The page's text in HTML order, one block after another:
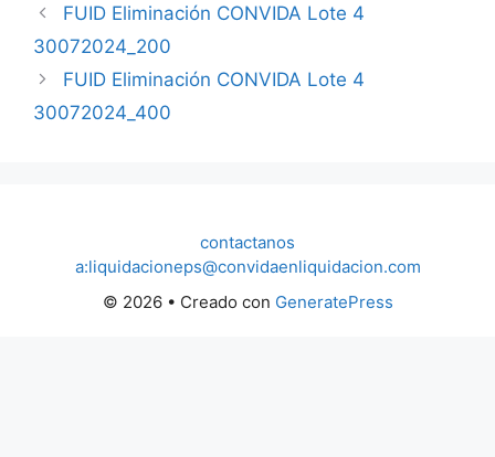
FUID Eliminación CONVIDA Lote 4
30072024_200
FUID Eliminación CONVIDA Lote 4
30072024_400
contactanos
a:liquidacioneps@convidaenliquidacion.com
© 2026 • Creado con GeneratePress